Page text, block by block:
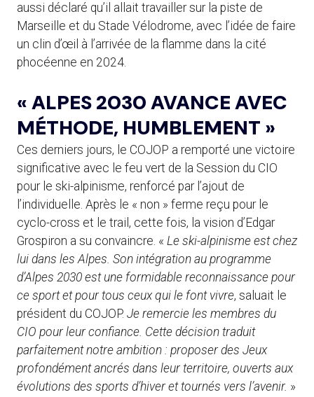
aussi déclaré qu’il allait travailler sur la piste de
Marseille et du Stade Vélodrome, avec l’idée de faire
un clin d’œil à l’arrivée de la flamme dans la cité
phocéenne en 2024.
« ALPES 2030 AVANCE AVEC
MÉTHODE, HUMBLEMENT »
Ces derniers jours, le COJOP a remporté une victoire
significative avec le feu vert de la Session du CIO
pour le ski-alpinisme, renforcé par l’ajout de
l’individuelle. Après le « non » ferme reçu pour le
cyclo-cross et le trail, cette fois, la vision d’Edgar
Grospiron a su convaincre. « Le ski-alpinisme est chez
lui dans les Alpes. Son intégration au programme
d’Alpes 2030 est une formidable reconnaissance pour
ce sport et pour tous ceux qui le font vivre, saluait le
président du COJOP. Je remercie les membres du
CIO pour leur confiance. Cette décision traduit
parfaitement notre ambition : proposer des Jeux
profondément ancrés dans leur territoire, ouverts aux
évolutions des sports d’hiver et tournés vers l’avenir. »